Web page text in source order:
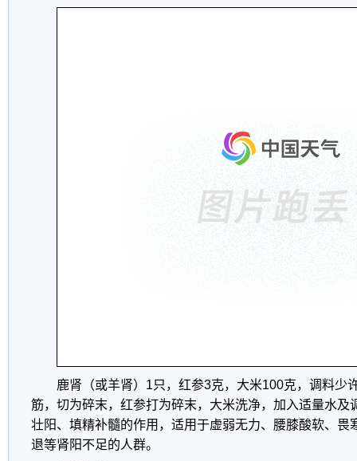
鹿肾（或羊肾）1只，红参3克，大米100克，调料少
筋，切为碎末，红参打为碎末，大米洗净，加入适量水及
壮阳、填精补髓的作用，适用于虚弱无力、腰膝酸软、畏
退等肾阳不足的人群。